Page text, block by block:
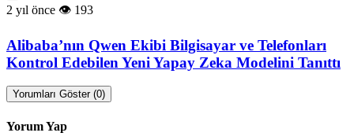
2 yıl önce 193
Alibaba’nın Qwen Ekibi Bilgisayar ve Telefonları
Kontrol Edebilen Yeni Yapay Zeka Modelini Tanıttı
Yorumları Göster (0)
Yorum Yap